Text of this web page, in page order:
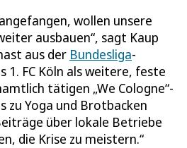
wollen unsere
ausbauen“, sagt Kaup
aus der Bundesliga-
1. FC Köln als weitere, feste
tätigen „We Cologne“-
zu Yoga und Brotbacken
über lokale Betriebe
die Krise zu meistern.“